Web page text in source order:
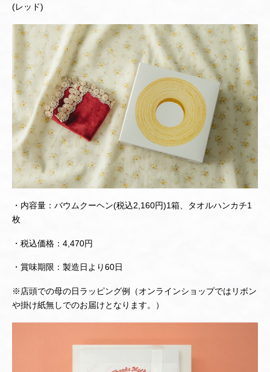
(レッド)
・内容量：バウムクーヘン(税込2,160円)1箱、タオルハンカチ1
枚
・税込価格：4,470円
・賞味期限：製造日より60日
※店頭での母の日ラッピング例（オンラインショップではリボン
や掛け紙無しでのお届けとなります。）